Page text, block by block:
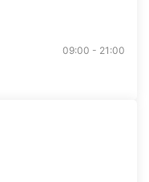
09:00 - 21:00